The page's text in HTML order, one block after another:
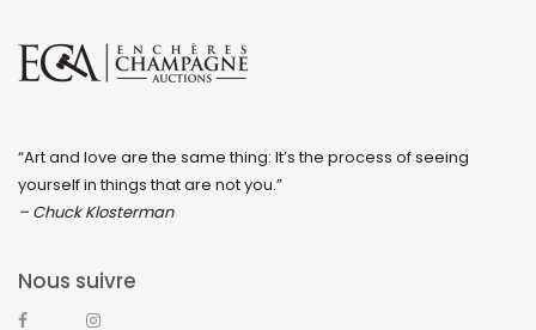
“Art and love are the same thing: It’s the process of seeing
yourself in things that are not you.”
– Chuck Klosterman
Nous suivre